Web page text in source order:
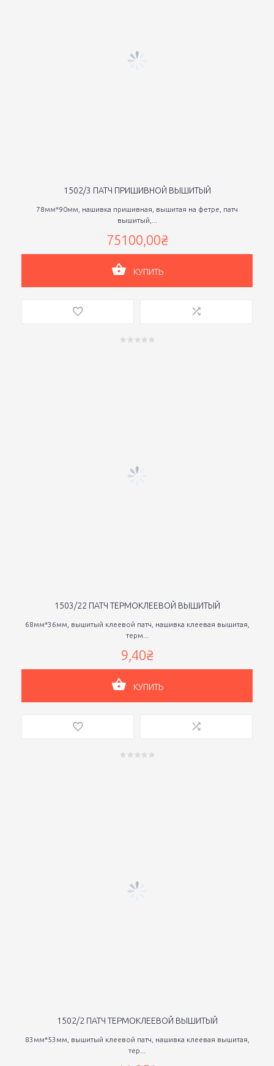
1502/3 ПАТЧ ПРИШИВНОЙ ВЫШИТЫЙ
78мм*90мм, нашивка пришивная, вышитая на фетре, патч
вышитый,...
75100,00₴
КУПИТЬ
1503/22 ПАТЧ ТЕРМОКЛЕЕВОЙ ВЫШИТЫЙ
68мм*36мм, вышитый клеевой патч, нашивка клеевая вышитая,
терм...
9,40₴
КУПИТЬ
1502/2 ПАТЧ ТЕРМОКЛЕЕВОЙ ВЫШИТЫЙ
83мм*53мм, вышитый клеевой патч, нашивка клеевая вышитая,
тер...